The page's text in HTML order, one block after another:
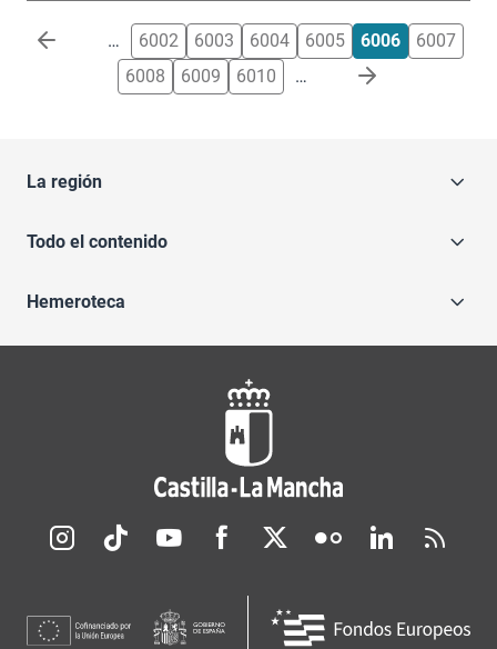
Paginación … 6002 6003 6004 6005 6006
6007
6008
6009 6010 …
La región
Todo el contenido
Hemeroteca
Redes sociales JCCM